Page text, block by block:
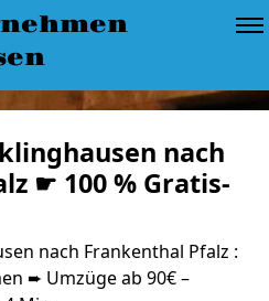
nach
☛ 100 % Gratis-
nach Frankenthal Pfalz :
➨ Umzüge ab 90€ –